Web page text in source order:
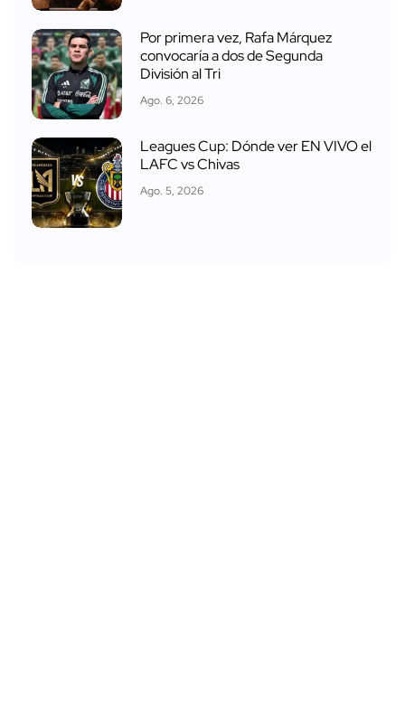
Por primera vez, Rafa Márquez
convocaría a dos de Segunda
División al Tri
Ago. 6, 2026
Leagues Cup: Dónde ver EN VIVO el
LAFC vs Chivas
Ago. 5, 2026